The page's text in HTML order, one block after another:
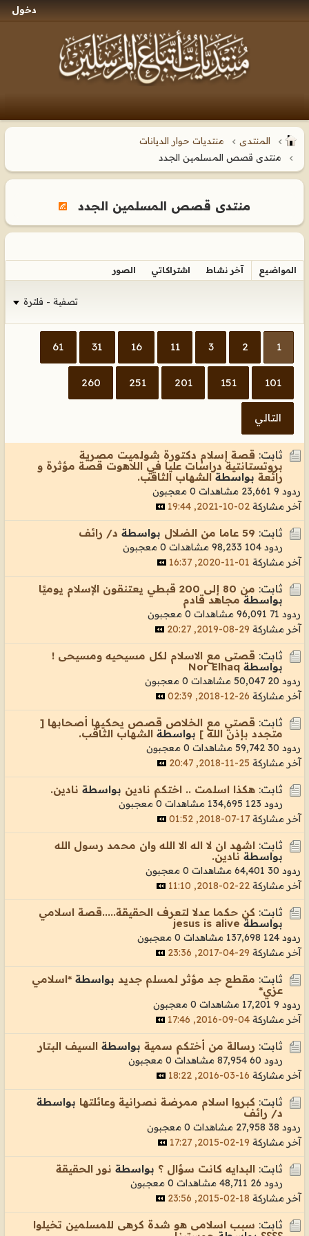
دخول
المنتدى
منتديات حوار الديانات
منتدى قصص المسلمين الجدد
منتدى قصص المسلمين الجدد
المواضيع آخر نشاط اشتراكاتي الصور
تصفية - فلترة
1
2
3
11
16
31
61
101
151
201
251
260
التالي
ثابت: قصة إسلام دكتورة شولميت مصرية
بروتستانتية دراسات عليا في اللاهوت قصة مؤثرة و
رائعة بواسطةالشهاب الثاقب.
ردود 9 23,661 مشاهدات
0 معجبون
آخر مشاركة 02-10-2021, 19:44
ثابت: 59 عاما من الضلال بواسطة د/ رائف
ردود 104 98,233 مشاهدات
0 معجبون
آخر مشاركة 01-11-2020, 16:37
ثابت: من 80 إلى 200 قبطي يعتنقون الإسلام يوميًا
بواسطة مجاهد قادم
ردود 71 96,091 مشاهدات
0 معجبون
آخر مشاركة 29-08-2019, 20:27
ثابت: قصتى مع الاسلام لكل مسيحيه ومسيحى !
بواسطة Nor Elhaq
ردود 20 50,047 مشاهدات
0 معجبون
آخر مشاركة 26-12-2018, 02:39
ثابت: قصتي مع الخلاص قصص يحكيها أصحابها [
متجدد بإذن الله ] بواسطة الشهاب الثاقب.
ردود 30 59,742 مشاهدات
0 معجبون
آخر مشاركة 25-11-2018, 20:47
ثابت: هكذا اسلمت .. اختكم نادين بواسطة نادين.
ردود 123 134,695 مشاهدات
0 معجبون
آخر مشاركة 17-07-2018, 01:52
ثابت: اشهد ان لا اله الا الله وان محمد رسول الله
بواسطة نادين.
ردود 30 64,401 مشاهدات
0 معجبون
آخر مشاركة 22-02-2018, 11:10
ثابت: كن حكما عدلا لتعرف الحقيقة.....قصة اسلامي
بواسطة jesus is alive
ردود 124 137,698 مشاهدات
0 معجبون
آخر مشاركة 29-04-2017, 23:36
ثابت: مقطع جد مؤثر لمسلم جديد بواسطة *اسلامي
عزي*
ردود 9 17,201 مشاهدات
0 معجبون
آخر مشاركة 04-09-2016, 17:46
ثابت: رسالة من أختكم سمية بواسطة السيف البتار
ردود 60 87,954 مشاهدات
0 معجبون
آخر مشاركة 16-03-2016, 18:22
ثابت: كبروا اسلام ممرضة نصرانية وعائلتها بواسطة
د/ رائف
ردود 38 27,958 مشاهدات
0 معجبون
آخر مشاركة 19-02-2015, 17:27
ثابت: البدايه كانت سؤال ؟ بواسطة نور الحقيقة
ردود 26 48,711 مشاهدات
0 معجبون
آخر مشاركة 18-02-2015, 23:56
ثابت: سبب اسلامى هو شدة كرهى للمسلمين تخيلوا